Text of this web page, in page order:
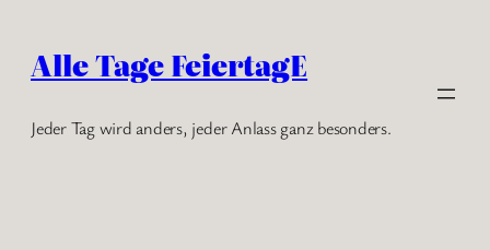
Inhalt
springen
Alle Tage FeiertagE
Jeder Tag wird anders, jeder Anlass ganz besonders.